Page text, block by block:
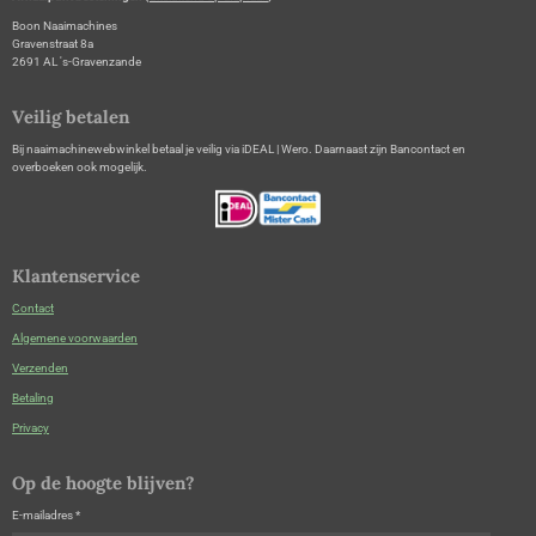
Boon Naaimachines
Gravenstraat 8a
2691 AL 's-Gravenzande
Veilig betalen
Bij naaimachinewebwinkel betaal je veilig via iDEAL | Wero. Daarnaast zijn Bancontact en
overboeken ook mogelijk.
Klantenservice
Contact
Algemene voorwaarden
Verzenden
Betaling
Privacy
Op de hoogte blijven?
E-mailadres *